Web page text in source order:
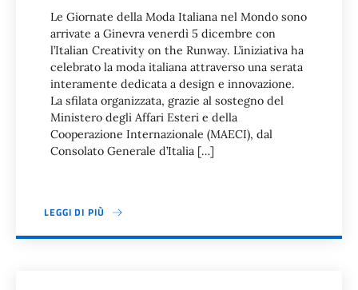
Le Giornate della Moda Italiana nel Mondo sono
arrivate a Ginevra venerdì 5 dicembre con
l’Italian Creativity on the Runway. L’iniziativa ha
celebrato la moda italiana attraverso una serata
interamente dedicata a design e innovazione.
La sfilata organizzata, grazie al sostegno del
Ministero degli Affari Esteri e della
Cooperazione Internazionale (MAECI), dal
Consolato Generale d’Italia […]
LEGGI DI PIÙ